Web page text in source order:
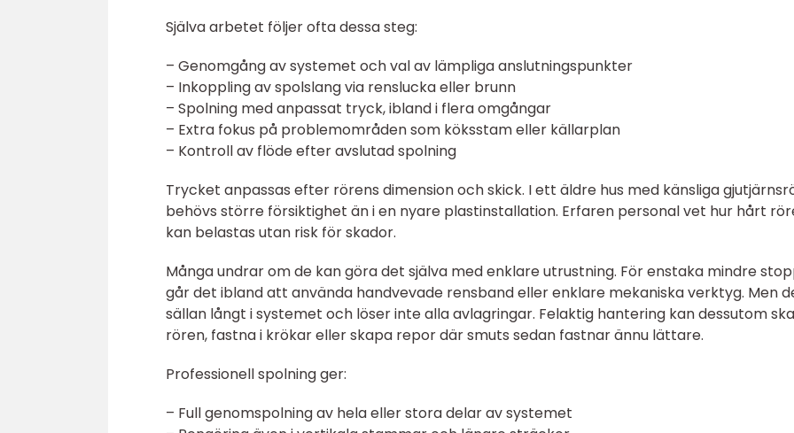
Själva arbetet följer ofta dessa steg:
– Genomgång av systemet och val av lämpliga anslutningspunkter
– Inkoppling av spolslang via renslucka eller brunn
– Spolning med anpassat tryck, ibland i flera omgångar
– Extra fokus på problemområden som köksstam eller källarplan
– Kontroll av flöde efter avslutad spolning
Trycket anpassas efter rörens dimension och skick. I ett äldre hus med känsliga
behövs större försiktighet än i en nyare plastinstallation. Erfaren personal vet hur hårt
kan belastas utan risk för skador.
Många undrar om de kan göra det själva med enklare utrustning. För enstaka mindre
går det ibland att använda handvevade rensband eller enklare mekaniska verktyg. Men
sällan långt i systemet och löser inte alla avlagringar. Felaktig hantering kan dessutom
rören, fastna i krökar eller skapa repor där smuts sedan fastnar ännu lättare.
Professionell spolning ger:
– Full genomspolning av hela eller stora delar av systemet